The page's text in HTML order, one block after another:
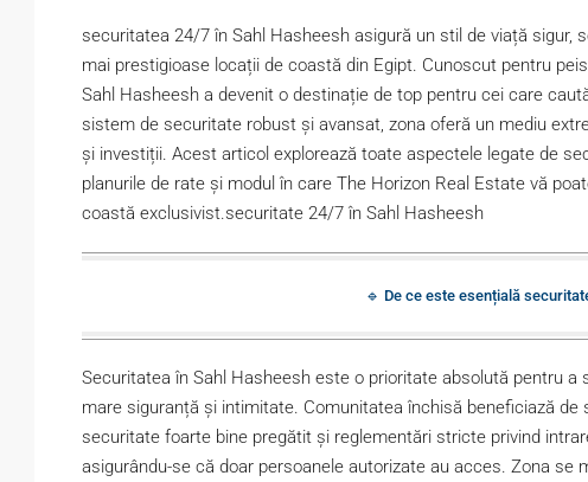
securitatea 24/7 în Sahl Hasheesh asigură un stil de viață sigur,
mai prestigioase locații de coastă din Egipt. Cunoscut pentru
Sahl Hasheesh a devenit o destinație de top pentru cei care
sistem de securitate robust și avansat, zona oferă un mediu
și investiții. Acest articol explorează toate aspectele legate de
planurile de rate și modul în care The Horizon Real Estate vă
coastă exclusivist.securitate 24/7 în Sahl Hasheesh
🔹 De ce este esențială
Securitatea în Sahl Hasheesh este o prioritate absolută pentru
mare siguranță și intimitate. Comunitatea închisă beneficiază
securitate foarte bine pregătit și reglementări stricte privind
asigurându-se că doar persoanele autorizate au acces. Zona